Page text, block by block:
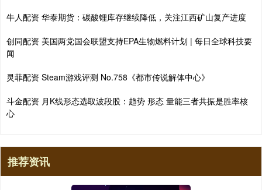
牛人配资 华泰期货：碳酸锂库存继续降低，关注江西矿山复产进度
创同配资 美国两党国会联盟支持EPA生物燃料计划 | 每日全球科技要
闻
灵菲配资 Steam游戏评测 No.758《都市传说解体中心》
斗金配资 月K线形态选取波段股：趋势 形态 量能三者共振是胜率核
心
推荐资讯